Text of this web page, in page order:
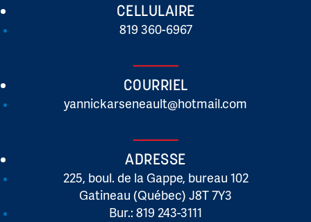
CELLULAIRE
819 360-6967
COURRIEL
yannickarseneault@hotmail.com
ADRESSE
225, boul. de la Gappe, bureau 102
Gatineau (Québec) J8T 7Y3
Bur.: 819 243-3111